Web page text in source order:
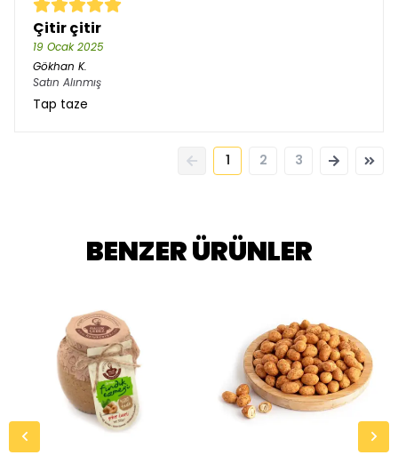
Çitir çitir
19 Ocak 2025
Gökhan K.
Satın Alınmış
Tap taze
1 2 3
BENZER ÜRÜNLER